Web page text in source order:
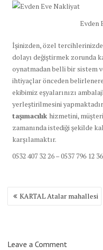
Evden
İşinizden, özel
dolayı değiştirmek zorunda
oynatmadan belli bir sistem
ihtiyaçlar önceden
ekibimiz eşyalarınızı
yerleştirilmesini
taşımacılık hizmetini,
zamanında istediği şekilde
karşılamaktır.
0532 407 32 26 – 0537 796 12
Yazı
dolaşımı
KARTAL Atalar mahallesi
Leave a Comment